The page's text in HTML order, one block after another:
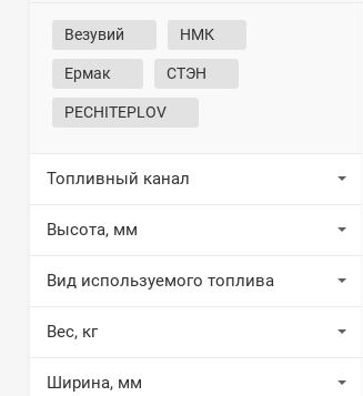
Везувий НМК
Ермак СТЭН
PECHITEPLOV
Топливный канал
Высота, мм
Вид используемого топлива
Вес, кг
Ширина, мм